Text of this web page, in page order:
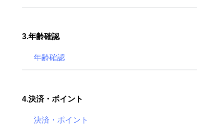
3.年齢確認
年齢確認
4.決済・ポイント
決済・ポイント